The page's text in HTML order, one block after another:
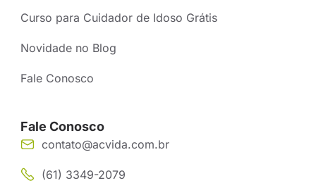
Curso para Cuidador de Idoso Grátis
Novidade no Blog
Fale Conosco
Fale Conosco
contato@acvida.com.br
(61) 3349-2079